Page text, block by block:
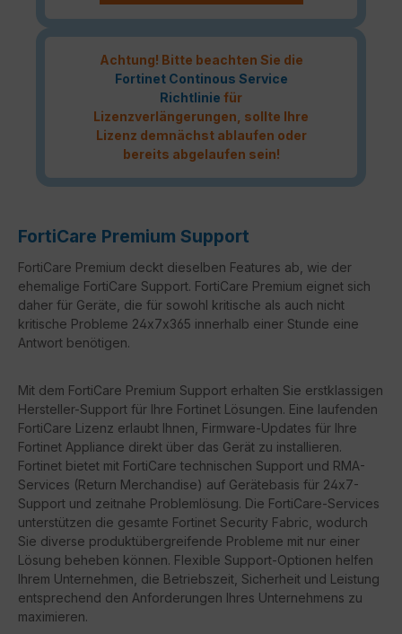
Achtung! Bitte beachten Sie die
Fortinet Continous Service
Richtlinie für
Lizenzverlängerungen, sollte Ihre
Lizenz demnächst ablaufen oder
bereits abgelaufen sein!
FortiCare Premium Support
FortiCare Premium deckt dieselben Features ab, wie der
ehemalige FortiCare Support. FortiCare Premium eignet sich
daher für Geräte, die für sowohl kritische als auch nicht
kritische Probleme 24x7x365 innerhalb einer Stunde eine
Antwort benötigen.
Mit dem FortiCare Premium Support erhalten Sie erstklassigen
Hersteller-Support für Ihre Fortinet Lösungen. Eine laufenden
FortiCare Lizenz erlaubt Ihnen, Firmware-Updates für Ihre
Fortinet Appliance direkt über das Gerät zu installieren.
Fortinet bietet mit FortiCare technischen Support und RMA-
Services (Return Merchandise) auf Gerätebasis für 24x7-
Support und zeitnahe Problemlösung. Die FortiCare-Services
unterstützen die gesamte Fortinet Security Fabric, wodurch
Sie diverse produktübergreifende Probleme mit nur einer
Lösung beheben können. Flexible Support-Optionen helfen
Ihrem Unternehmen, die Betriebszeit, Sicherheit und Leistung
entsprechend den Anforderungen Ihres Unternehmens zu
maximieren.